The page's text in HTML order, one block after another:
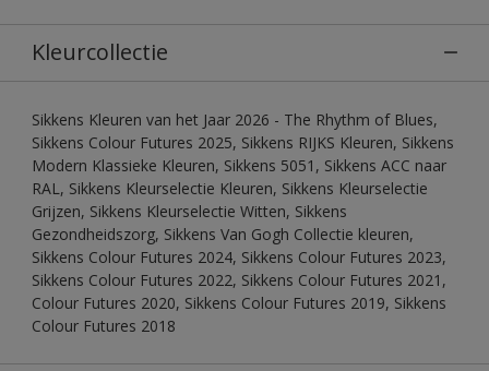
Kleurcollectie
Sikkens Kleuren van het Jaar 2026 - The Rhythm of Blues,
Sikkens Colour Futures 2025, Sikkens RIJKS Kleuren, Sikkens
Modern Klassieke Kleuren, Sikkens 5051, Sikkens ACC naar
RAL, Sikkens Kleurselectie Kleuren, Sikkens Kleurselectie
Grijzen, Sikkens Kleurselectie Witten, Sikkens
Gezondheidszorg, Sikkens Van Gogh Collectie kleuren,
Sikkens Colour Futures 2024, Sikkens Colour Futures 2023,
Sikkens Colour Futures 2022, Sikkens Colour Futures 2021,
Colour Futures 2020, Sikkens Colour Futures 2019, Sikkens
Colour Futures 2018